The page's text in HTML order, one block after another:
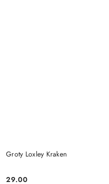
Groty Loxley Kraken
29.00